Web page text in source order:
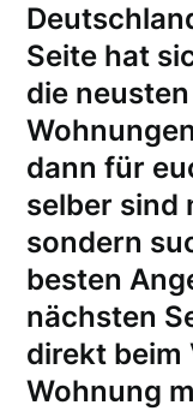
Seite hat
die
dann für
selber sind
sondern
besten
nächsten
direkt beim
Wohnung